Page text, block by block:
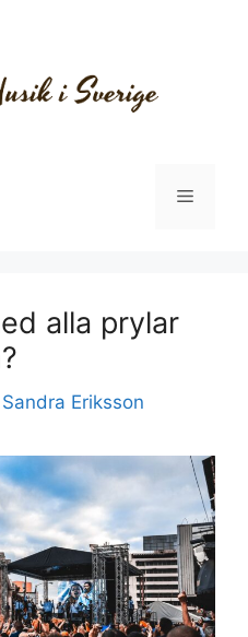
Meny
alla prylar
Sandra Eriksson